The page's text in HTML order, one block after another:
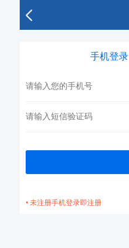
手机登录
• 未注册手机登录即注册